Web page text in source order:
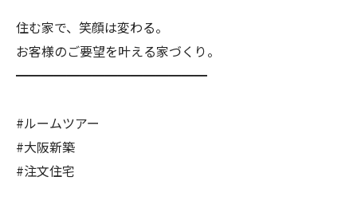
住む家で、笑顔は変わる。
お客様のご要望を叶える家づくり。
━━━━━━━━━━━━━━━
#ルームツアー
#大阪新築
#注文住宅